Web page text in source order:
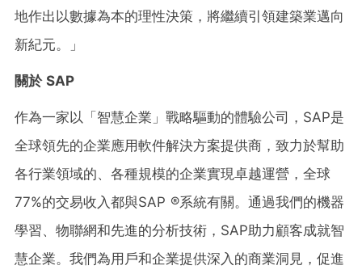
地作出以數據為本的理性決策，將繼續引領建築業邁向
新紀元。」
關於SAP
作為一家以 「智慧企業 」 戰略驅動的體驗公司，SAP是
全球領先的企業應用軟件解決方案提供商，致力於幫助
各行業領域的、各種規模的企業實現卓越運營，全球
77%的交易收入都與SAP ®系統有關。通過我們的機器
學習、物聯網和先進的分析技術，SAP助力顧客成就智
慧企業。我們為用戶和企業提供深入的商業洞見，促進